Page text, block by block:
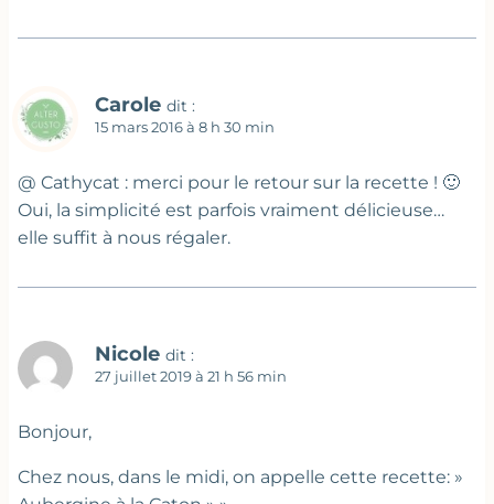
Carole dit :
15 mars 2016 à 8 h 30 min
@ Cathycat : merci pour le retour sur la recette ! 🙂
Oui, la simplicité est parfois vraiment délicieuse…
elle suffit à nous régaler.
Nicole dit :
27 juillet 2019 à 21 h 56 min
Bonjour,
Chez nous, dans le midi, on appelle cette recette: »